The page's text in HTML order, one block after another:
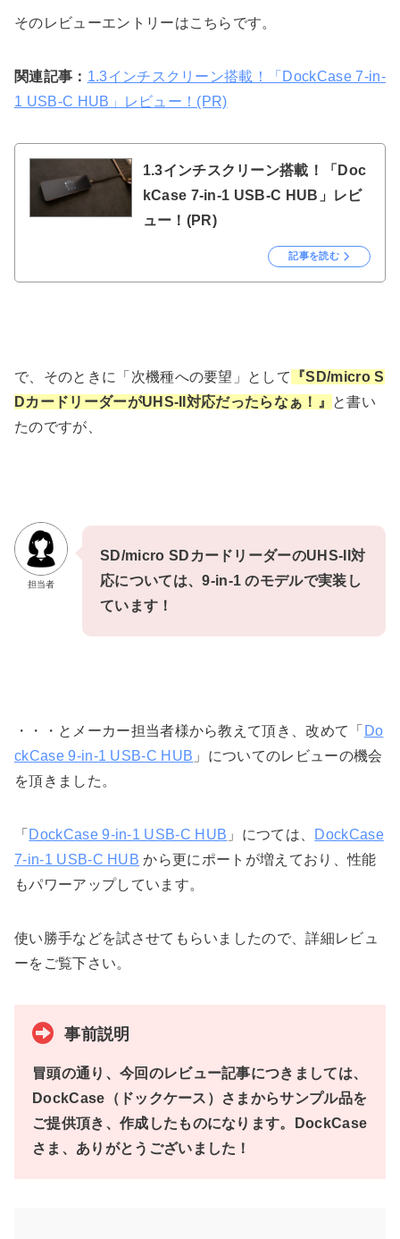
そのレビューエントリーはこちらです。
関連記事： 1.3インチスクリーン搭載！「DockCase 7-in-
1 USB-C HUB」レビュー！(PR)
1.3インチスクリーン搭載！「Doc
kCase 7-in-1 USB-C HUB」レビ
ュー！(PR)
記事を読む
で、そのときに「次機種への要望」として
『SD/micro S
DカードリーダーがUHS-II対応だったらなぁ！』
と書い
たのですが、
担当者
SD/micro SDカードリーダーのUHS-II対
応については、9-in-1 のモデルで実装し
ています！
・・・とメーカー担当者様から教えて頂き、改めて「 Do
ckCase 9-in-1 USB-C HUB 」についてのレビューの機会
を頂きました。
「 DockCase 9-in-1 USB-C HUB 」につては、
DockCase
7-in-1 USB-C HUB から更にポートが増えており、性能
もパワーアップしています。
使い勝手などを試させてもらいましたので、詳細レビュ
ーをご覧下さい。
事前説明
冒頭の通り、今回のレビュー記事につきましては、
DockCase（ドックケース）さまからサンプル品を
ご提供頂き、作成したものになります。
DockCase
さま、ありがとうございました！